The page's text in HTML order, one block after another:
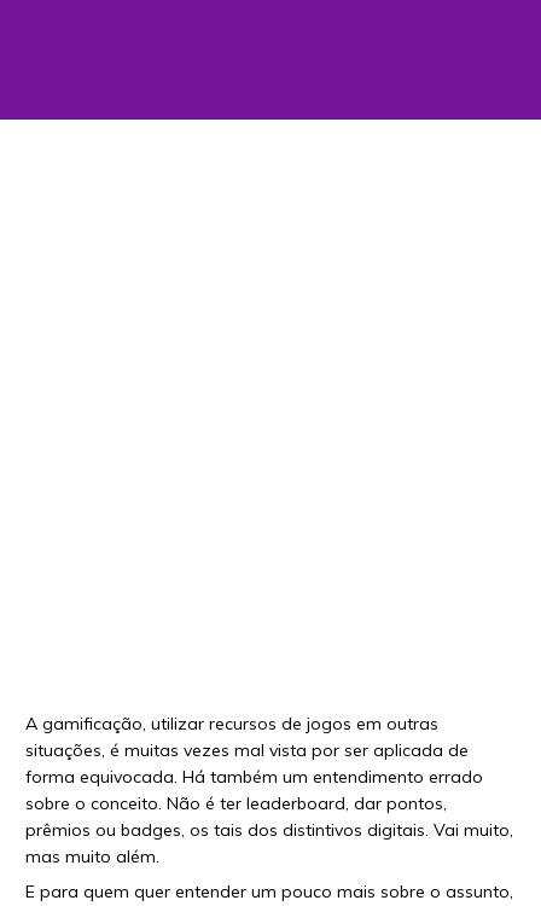
A gamificação, utilizar recursos de jogos em outras
situações, é muitas vezes mal vista por ser aplicada de
forma equivocada. Há também um entendimento errado
sobre o conceito. Não é ter leaderboard, dar pontos,
prêmios ou badges, os tais dos distintivos digitais. Vai muito,
mas muito além.
E para quem quer entender um pouco mais sobre o assunto,